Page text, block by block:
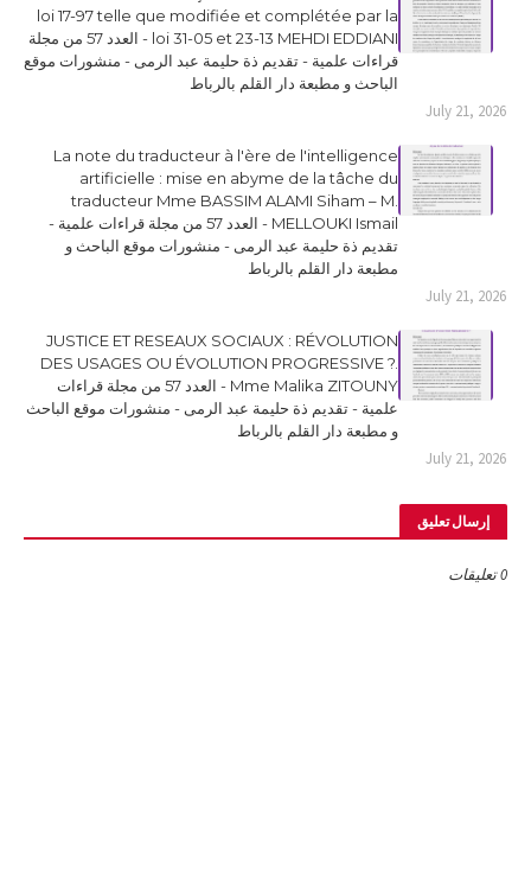
loi 17-97 telle que modifiée et complétée par la
loi 31-05 et 23-13 MEHDI EDDIANI - العدد 57 من مجلة
قراءات علمية - تقديم ذة حليمة عبد الرمى - منشورات موقع
الباحث و مطبعة دار القلم بالرباط
July 21, 2026
La note du traducteur à l'ère de l'intelligence
artificielle : mise en abyme de la tâche du
traducteur Mme BASSIM ALAMI Siham – M.
MELLOUKI Ismail - العدد 57 من مجلة قراءات علمية -
تقديم ذة حليمة عبد الرمى - منشورات موقع الباحث و
مطبعة دار القلم بالرباط
July 21, 2026
JUSTICE ET RESEAUX SOCIAUX : RÉVOLUTION
DES USAGES OU ÉVOLUTION PROGRESSIVE ?.
Mme Malika ZITOUNY - العدد 57 من مجلة قراءات
علمية - تقديم ذة حليمة عبد الرمى - منشورات موقع الباحث
و مطبعة دار القلم بالرباط
July 21, 2026
إرسال تعليق
0 تعليقات